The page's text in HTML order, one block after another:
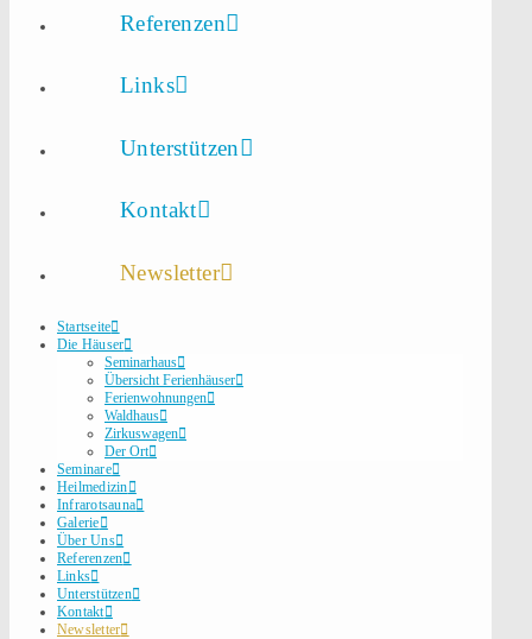
Referenzen
Links
Unterstützen
Kontakt
Newsletter
Startseite
Die Häuser
Seminarhaus
Übersicht Ferienhäuser
Ferienwohnungen
Waldhaus
Zirkuswagen
Der Ort
Seminare
Heilmedizin
Infrarotsauna
Galerie
Über Uns
Referenzen
Links
Unterstützen
Kontakt
Newsletter